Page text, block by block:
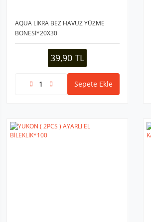
AQUA LİKRA BEZ HAVUZ YÜZME
BONESİ*20X30
39,90 TL
Sepete Ekle